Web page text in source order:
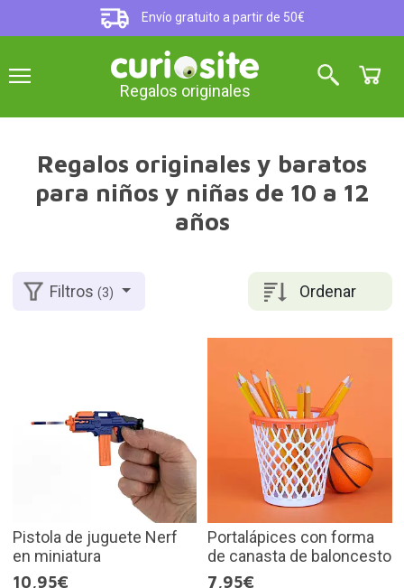
Envío gratuito a partir de 50€
Regalos originales
Regalos originales y baratos
para niños y niñas de 10 a 12
años
Ordenar
Filtros(3)
Pistola de juguete Nerf
en miniatura
10,95€
Portalápices con forma
de canasta de baloncesto
7,95€